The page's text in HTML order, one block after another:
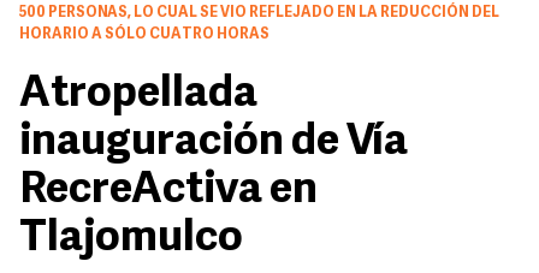
500 PERSONAS, LO CUAL SE VIO REFLEJADO EN LA REDUCCIÓN DEL
HORARIO A SÓLO CUATRO HORAS
Atropellada
inauguración de Vía
RecreActiva en
Tlajomulco